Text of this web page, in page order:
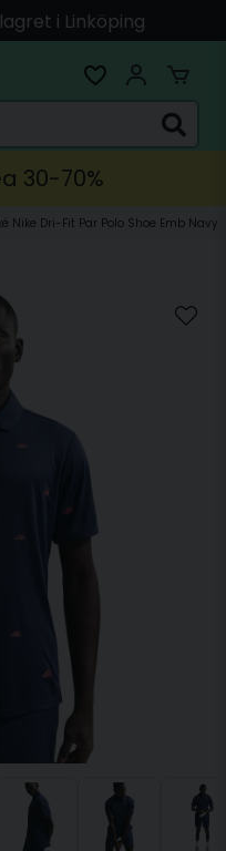
i Linköping
30-70%
Nike Dri-Fit Par Polo Shoe Emb Navy